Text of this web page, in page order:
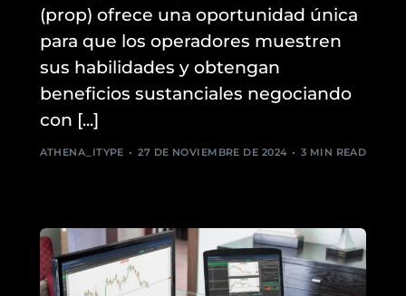
(prop) ofrece una oportunidad única
para que los operadores muestren
sus habilidades y obtengan
beneficios sustanciales negociando
con [...]
ATHENA_ITYPE 27 DE NOVIEMBRE DE 2024 3 MIN READ